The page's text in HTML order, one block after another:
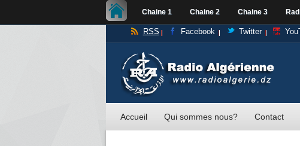
Chaine 1 Chaine 2 Chaine 3
RSS Facebook Twitter
Accueil Qui sommes nous? Contact